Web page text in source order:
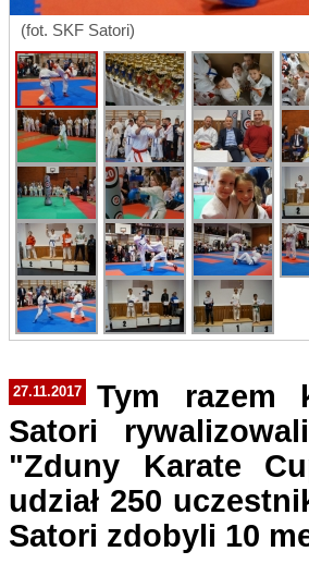
(fot. SKF Satori)
27.11.2017
Tym razem
Satori
"Zduny Karate
udział 250
Satori zdobyli 10